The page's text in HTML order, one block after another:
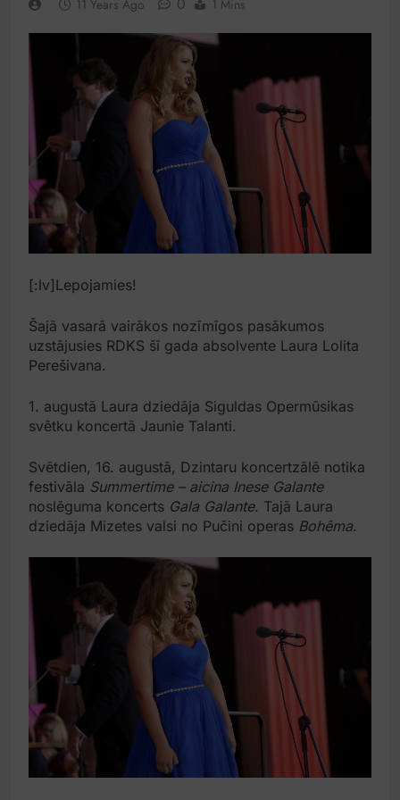
11 Years Ago 0 1 Mins
[:lv]Lepojamies!
Šajā vasarā vairākos nozīmīgos pasākumos
uzstājusies RDKS šī gada absolvente Laura Lolita
Perešivana.
1. augustā Laura dziedāja Siguldas Opermūsikas
svētku koncertā Jaunie Talanti.
Svētdien, 16. augustā, Dzintaru koncertzālē notika
festivāla Summertime – aicina Inese Galante
noslēguma koncerts Gala Galante. Tajā Laura
dziedāja Mizetes valsi no Pučini operas Bohēma.